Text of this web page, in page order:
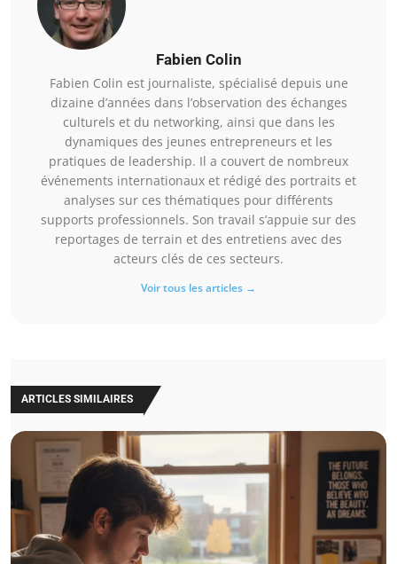
Fabien Colin
Fabien Colin est journaliste, spécialisé depuis une
dizaine d’années dans l’observation des échanges
culturels et du networking, ainsi que dans les
dynamiques des jeunes entrepreneurs et les
pratiques de leadership. Il a couvert de nombreux
événements internationaux et rédigé des portraits et
analyses sur ces thématiques pour différents
supports professionnels. Son travail s’appuie sur des
reportages de terrain et des entretiens avec des
acteurs clés de ces secteurs.
Voir tous les articles →
ARTICLES SIMILAIRES